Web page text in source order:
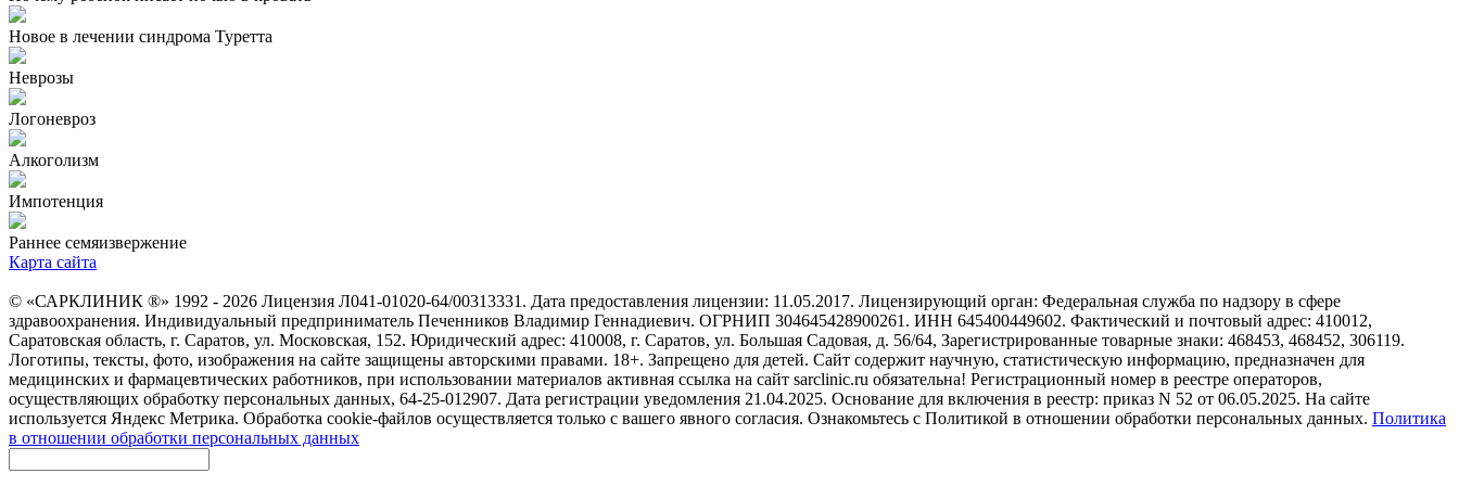
Новое в лечении синдрома Туретта
Неврозы
Логоневроз
Алкоголизм
Импотенция
Раннее семяизвержение
Карта сайта
© «САРКЛИНИК ®» 1992 - 2026 Лицензия Л041-01020-64/00313331. Дата предоставления лицензии: 11.05.2017. Лицензирующий орган: Федеральная служба по надзору в сфере
здравоохранения. Индивидуальный предприниматель Печенников Владимир Геннадиевич. ОГРНИП 304645428900261. ИНН 645400449602. Фактический и почтовый адрес: 410012,
Саратовская область, г. Саратов, ул. Московская, 152. Юридический адрес: 410008, г. Саратов, ул. Большая Садовая, д. 56/64, Зарегистрированные товарные знаки: 468453, 468452, 306119.
Логотипы, тексты, фото, изображения на сайте защищены авторскими правами. 18+. Запрещено для детей. Сайт содержит научную, статистическую информацию, предназначен для
медицинских и фармацевтических работников, при использовании материалов активная ссылка на сайт sarclinic.ru обязательна! Регистрационный номер в реестре операторов,
осуществляющих обработку персональных данных, 64-25-012907. Дата регистрации уведомления 21.04.2025. Основание для включения в реестр: приказ N 52 от 06.05.2025. На сайте
используется Яндекс Метрика. Обработка cookie-файлов осуществляется только с вашего явного согласия. Ознакомьтесь с Политикой в отношении обработки персональных данных. Политика
в отношении обработки персональных данных